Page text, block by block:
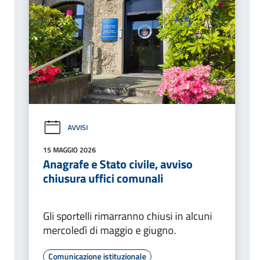
AVVISI
15 MAGGIO 2026
Anagrafe e Stato civile, avviso
chiusura uffici comunali
Gli sportelli rimarranno chiusi in alcuni
mercoledì di maggio e giugno.
Comunicazione istituzionale